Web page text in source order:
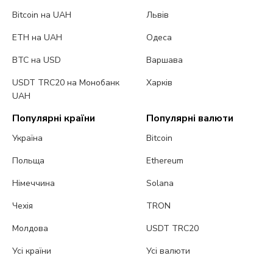
Bitcoin на UAH
ETH на UAH
BTC на USD
USDT TRC20 на Монобанк
UAH
Львів
Одеса
Варшава
Харків
Популярні країни
Україна
Польща
Німеччина
Чехія
Молдова
Усі країни
Популярні валюти
Bitcoin
Ethereum
Solana
TRON
USDT TRC20
Усі валюти